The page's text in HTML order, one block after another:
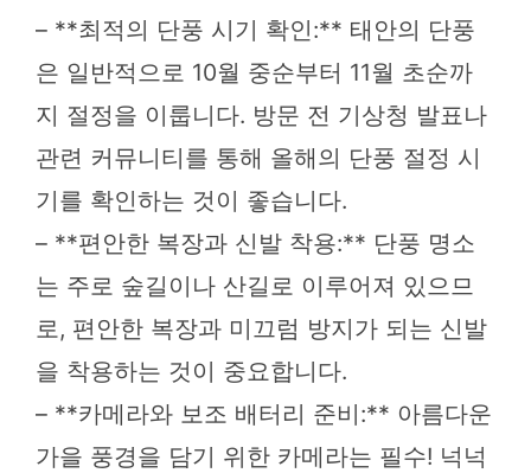
– **최적의 단풍 시기 확인:** 태안의 단풍
은 일반적으로 10월 중순부터 11월 초순까
지 절정을 이룹니다. 방문 전 기상청 발표나
관련 커뮤니티를 통해 올해의 단풍 절정 시
기를 확인하는 것이 좋습니다.
– **편안한 복장과 신발 착용:** 단풍 명소
는 주로 숲길이나 산길로 이루어져 있으므
로, 편안한 복장과 미끄럼 방지가 되는 신발
을 착용하는 것이 중요합니다.
– **카메라와 보조 배터리 준비:** 아름다운
가을 풍경을 담기 위한 카메라는 필수! 넉넉